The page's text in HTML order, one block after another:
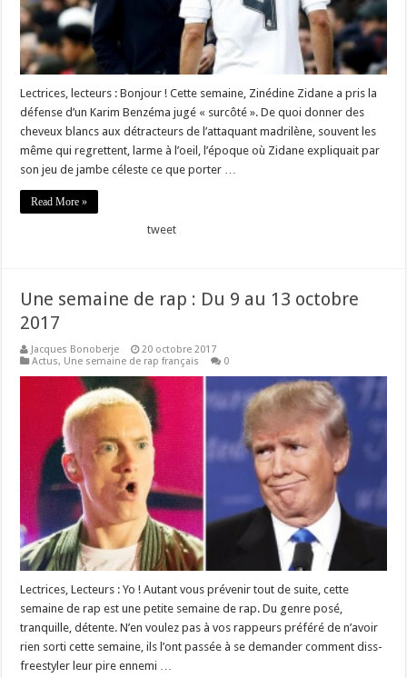
Lectrices, lecteurs : Bonjour ! Cette semaine, Zinédine Zidane a pris la
défense d’un Karim Benzéma jugé « surcôté ». De quoi donner des
cheveux blancs aux détracteurs de l’attaquant madrilène, souvent les
même qui regrettent, larme à l’oeil, l’époque où Zidane expliquait par
son jeu de jambe céleste ce que porter …
Read More »
tweet
Une semaine de rap : Du 9 au 13 octobre
2017
Jacques Bonoberje
20 octobre 2017
Actus, Une semaine de rap français 0
Lectrices, Lecteurs : Yo ! Autant vous prévenir tout de suite, cette
semaine de rap est une petite semaine de rap. Du genre posé,
tranquille, détente. N’en voulez pas à vos rappeurs préféré de n’avoir
rien sorti cette semaine, ils l’ont passée à se demander comment diss-
freestyler leur pire ennemi …